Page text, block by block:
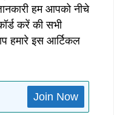
हम आपको नीचे
करें की सभी
हमारे इस आर्टिकल
Join Now